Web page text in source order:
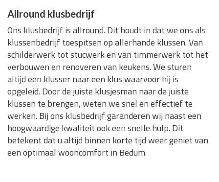
Allround klusbedrijf
Ons klusbedrijf is allround. Dit houdt in dat we ons als
klussenbedrijf toespitsen op allerhande klussen. Van
schilderwerk tot stucwerk en van timmerwerk tot het
verbouwen en renoveren van keukens. We sturen
altijd een klusser naar een klus waarvoor hij is
opgeleid. Door de juiste klusjesman naar de juiste
klussen te brengen, weten we snel en effectief te
werken. Bij ons klusbedrijf garanderen wij naast een
hoogwaardige kwaliteit ook een snelle hulp. Dit
betekent dat u altijd binnen korte tijd weer geniet van
een optimaal wooncomfort in Bedum.